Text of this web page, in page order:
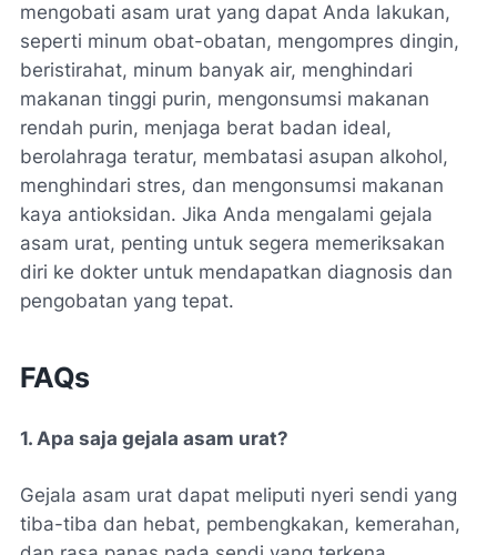
mengobati asam urat yang dapat Anda lakukan,
seperti minum obat-obatan, mengompres dingin,
beristirahat, minum banyak air, menghindari
makanan tinggi purin, mengonsumsi makanan
rendah purin, menjaga berat badan ideal,
berolahraga teratur, membatasi asupan alkohol,
menghindari stres, dan mengonsumsi makanan
kaya antioksidan. Jika Anda mengalami gejala
asam urat, penting untuk segera memeriksakan
diri ke dokter untuk mendapatkan diagnosis dan
pengobatan yang tepat.
FAQs
1. Apa saja gejala asam urat?
Gejala asam urat dapat meliputi nyeri sendi yang
tiba-tiba dan hebat, pembengkakan, kemerahan,